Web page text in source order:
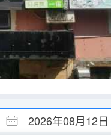
2026年08月12日